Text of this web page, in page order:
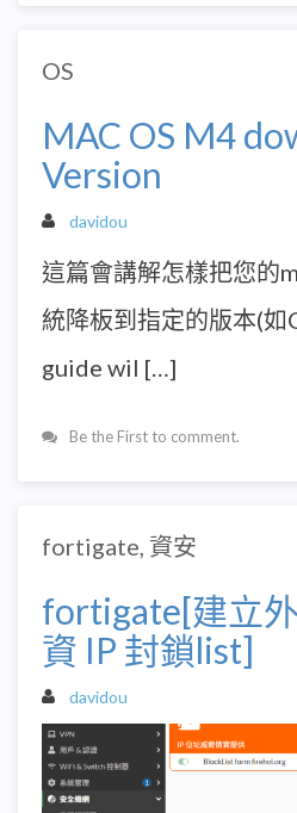
OS
MAC OS M4
Version
davidou
這篇會講解怎樣把您的
統降板到指定的版本(如
guide wil […]
Be the First to comment.
fortigate, 資安
fortigate[建立
資 IP 封鎖list]
davidou